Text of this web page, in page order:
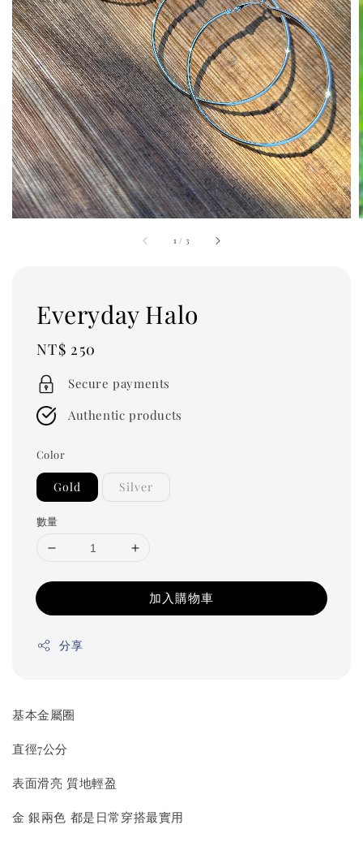
1 / 3
Everyday Halo
Regular
price
NT$ 250
Secure payments
Authentic products
Color
Gold Silver
數量
加入購物車
分享
基本金屬圈
直徑7公分
表面滑亮 質地輕盈
金 銀兩色 都是日常穿搭最實用